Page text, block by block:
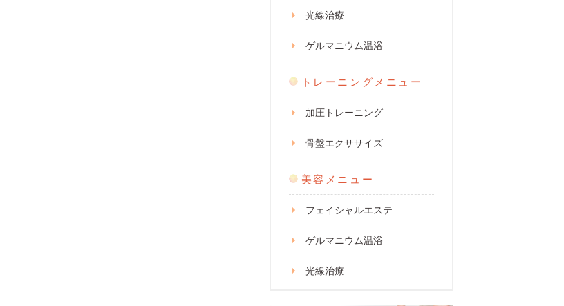
光線治療
ゲルマニウム温浴
トレーニングメニュー
加圧トレーニング
骨盤エクササイズ
美容メニュー
フェイシャルエステ
ゲルマニウム温浴
光線治療